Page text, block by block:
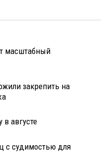
масштабный
закрепить на
августе
с судимостью для